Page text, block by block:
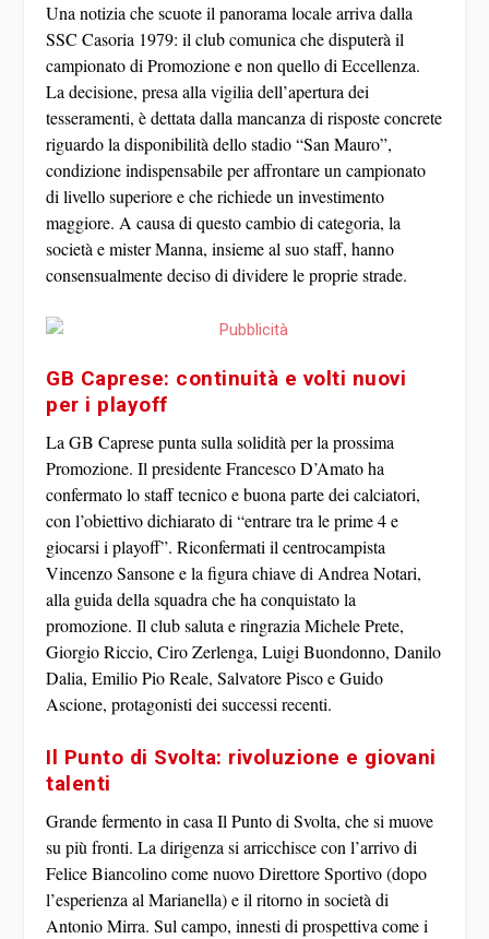
Una notizia che scuote il panorama locale arriva dalla
SSC Casoria 1979: il club comunica che disputerà il
campionato di Promozione e non quello di Eccellenza.
La decisione, presa alla vigilia dell’apertura dei
tesseramenti, è dettata dalla mancanza di risposte concrete
riguardo la disponibilità dello stadio “San Mauro”,
condizione indispensabile per affrontare un campionato
di livello superiore e che richiede un investimento
maggiore. A causa di questo cambio di categoria, la
società e mister Manna, insieme al suo staff, hanno
consensualmente deciso di dividere le proprie strade.
GB Caprese: continuità e volti nuovi
per i playoff
LaGB Capresepunta sulla solidità per la prossima
Promozione. Il presidente Francesco D’Amato ha
confermato lo staff tecnico e buona parte dei calciatori,
con l’obiettivo dichiarato di “entrare tra le prime 4 e
giocarsi i playoff”. Riconfermati il centrocampista
Vincenzo Sansonee la figura chiave di Andrea Notari,
alla guida della squadra che ha conquistato la
promozione. Il club saluta e ringraziaMichele Prete,
Giorgio Riccio, Ciro Zerlenga, Luigi Buondonno, Danilo
Dalia, Emilio Pio Reale, Salvatore PiscoeGuido
Ascione, protagonisti dei successi recenti.
Il Punto di Svolta: rivoluzione e giovani
talenti
Grande fermento in casaIl Punto di Svolta, che si muove
su più fronti. La dirigenza si arricchisce con l’arrivo di
Felice Biancolinocome nuovo Direttore Sportivo (dopo
l’esperienza al Marianella) e il ritorno in società di
Antonio Mirra. Sul campo, innesti di prospettiva come i